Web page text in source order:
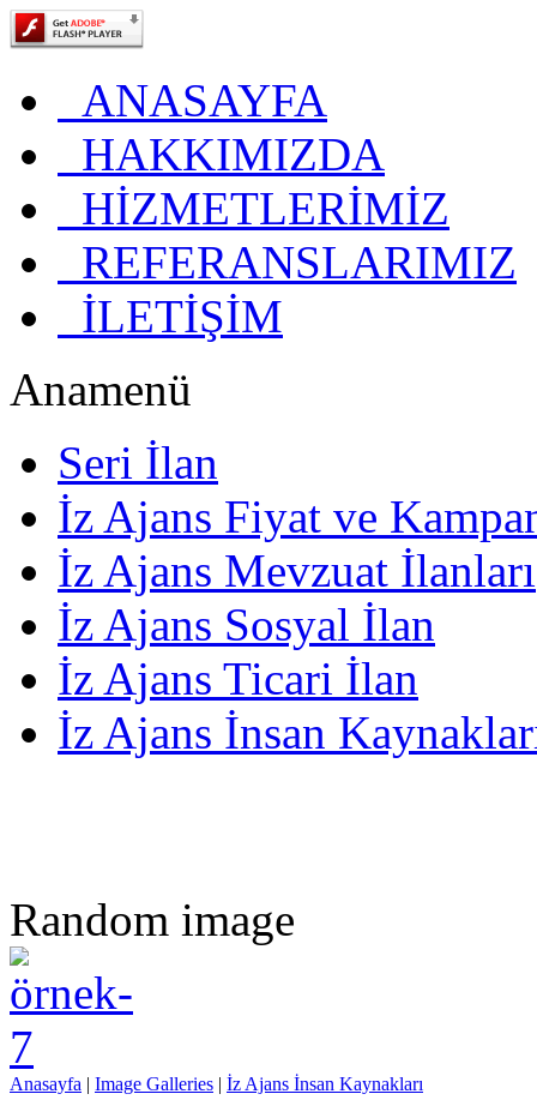
ANASAYFA
HAKKIMIZDA
HİZMETLERİMİZ
REFERANSLARIMIZ
İLETİŞİM
Anamenü
Seri İlan
İz Ajans Fiyat ve
İz Ajans Mevzuat İlanları
İz Ajans Sosyal İlan
İz Ajans Ticari İlan
İz Ajans İnsan
Random image
Anasayfa | Image Galleries | İz Ajans İnsan Kaynakları